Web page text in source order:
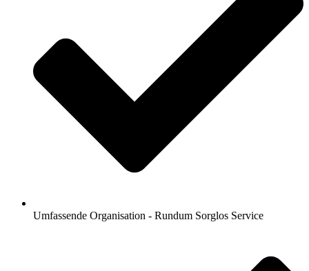
Umfassende Organisation - Rundum Sorglos Service